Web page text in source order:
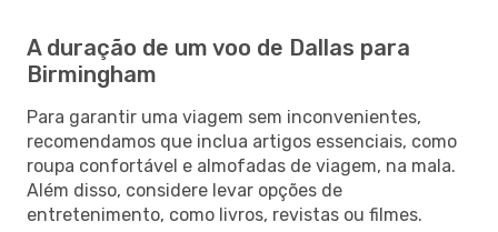
A duração de um voo de Dallas para
Birmingham
Para garantir uma viagem sem inconvenientes,
recomendamos que inclua artigos essenciais, como
roupa confortável e almofadas de viagem, na mala.
Além disso, considere levar opções de
entretenimento, como livros, revistas ou filmes.